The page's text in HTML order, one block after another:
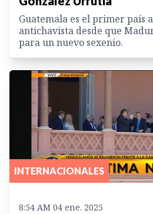
Guatemala es el primer país
antichavista desde que
para un nuevo sexenio.
INTERNACIONALES
8:54 AM 04 ene. 2025